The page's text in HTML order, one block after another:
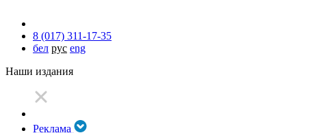
8 (017) 311-17-35
бел рус eng
Наши издания
Реклама